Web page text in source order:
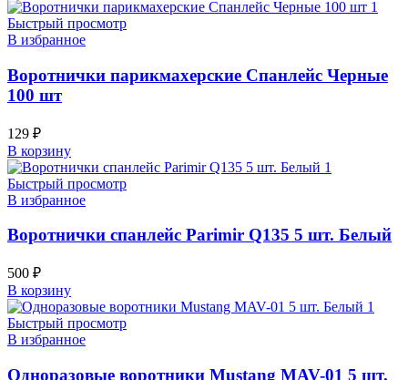
Быстрый просмотр
В избранное
Воротнички парикмахерские Спанлейс Черные
100 шт
129 ₽
В корзину
Быстрый просмотр
В избранное
Воротнички спанлейс Parimir Q135 5 шт. Белый
500 ₽
В корзину
Быстрый просмотр
В избранное
Одноразовые воротники Mustang MAV-01 5 шт.